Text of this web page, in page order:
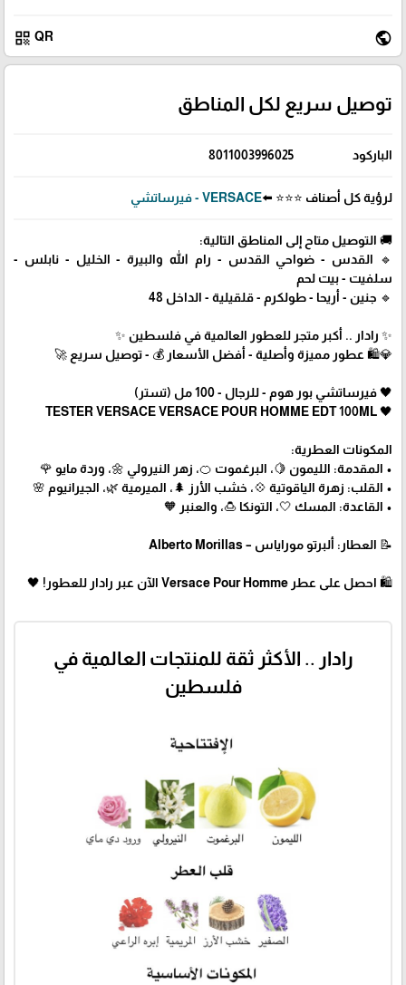
public
QR
qr_code
توصيل سريع لكل المناطق
الباركود 8011003996025
لرؤية كل أصناف ⭐⭐⭐ ⬅️VERSACE - فيرساتشي
🚚 التوصيل متاح إلى المناطق التالية:
🔹 القدس - ضواحي القدس - رام الله والبيرة - الخليل - نابلس -
سلفيت - بيت لحم
🔹 جنين - أريحا - طولكرم - قلقيلية - الداخل 48
✨ رادار .. أكبر متجر للعطور العالمية في فلسطين ✨
💎🛍️ عطور مميزة وأصلية - أفضل الأسعار 💰 - توصيل سريع 🚀
🖤 فيرساتشي بور هوم - للرجال - 100 مل (تستر)
🖤 TESTER VERSACE VERSACE POUR HOMME EDT 100ML
المكونات العطرية:
• المقدمة: الليمون 🍋، البرغموت 🍊، زهر النيرولي 🌼، وردة مايو 🌹
• القلب: زهرة الياقوتية 💠، خشب الأرز 🌲، الميرمية 🌿، الجيرانيوم 🌸
• القاعدة: المسك 🤍، التونكا 🍮، والعنبر 🧡
📝 العطار: ألبرتو موراياس – Alberto Morillas
🛍 احصل على عطر Versace Pour Homme الآن عبر رادار للعطور! 🖤
رادار .. الأكثر ثقة للمنتجات العالمية في
فلسطين